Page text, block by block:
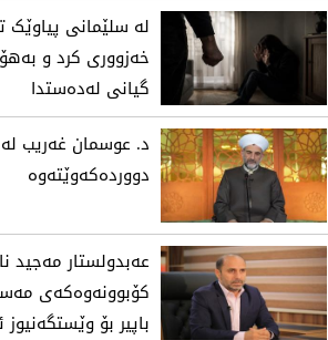
لە سلێمانی
خەزووری کرد و
گیانی لەدەستدا
د. عوسمان غەریب لە
دووردەکەوێتەوە
عەبدولستار مەجید
كۆبوونەوەكەی
باپیر بۆ